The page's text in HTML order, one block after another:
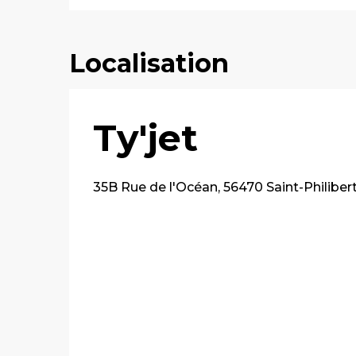
Localisation
Ty'jet
35B Rue de l'Océan, 56470 Saint-